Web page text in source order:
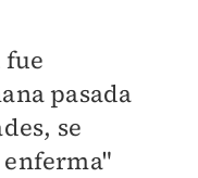
fue
pasada
se